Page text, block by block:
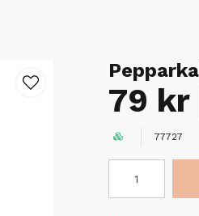
79 kr
77727